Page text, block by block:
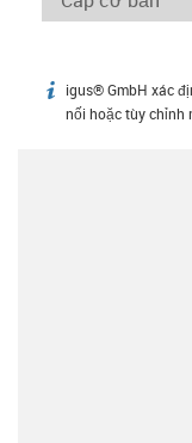
igus-icon-info
igus® GmbH xác
nối hoặc tùy chỉnh